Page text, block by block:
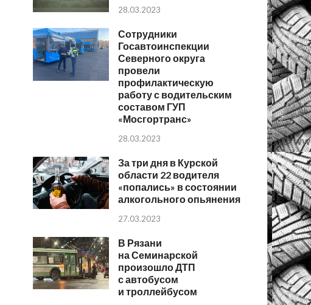
28.03.2023
Сотрудники
Госавтоинспекции
Северного округа
провели
профилактическую
работу с водительским
составом ГУП
«Мосгортранс»
28.03.2023
За три дня в Курской
области 22 водителя
«попались» в состоянии
алкогольного опьянения
27.03.2023
В Рязани
на Семинарской
произошло ДТП
с автобусом
и троллейбусом